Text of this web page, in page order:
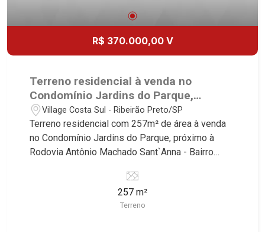
R$ 370.000,00 V
Terreno residencial à venda no
Condomínio Jardins do Parque,
próximo à Rodovia Antônio Machado
Sant`Anna - Ribeirão Preto/SP
Village Costa Sul - Ribeirão Preto/SP
Terreno residencial com 257m² de área à venda
no Condomínio Jardins do Parque, próximo à
Rodovia Antônio Machado Sant`Anna - Bairro
características deste imóvel que a Martinelli
Imobiliária selecionou para você: - 257m² de área
terreno - Plano - Condomínio fechado - Portaria
257 m²
Terreno